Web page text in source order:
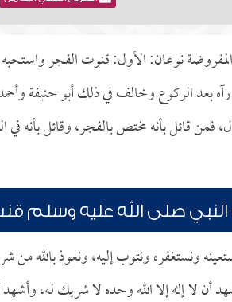
نوعان: الأول: قنوت الفجر
بعد الركوع وخالف في ذلك أبو حنيفة
فمن قائل بأنه مختص بالفجر، وقائل بأنه
صلى الله عليه وسلم
ونستغفره ونتوب إليه، ونعوذ بالله
أن لا إله إلا الله وحده لا شريك له،